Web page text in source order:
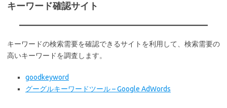
キーワード確認サイト
キーワードの検索需要を確認できるサイトを利用して、検索需要の
高いキーワードを調査します。
goodkeyword
グーグルキーワードツール – Google AdWords